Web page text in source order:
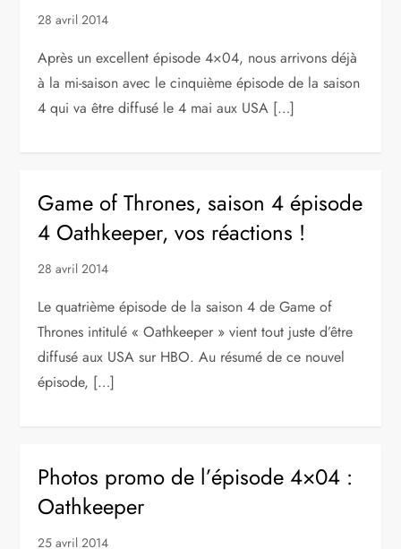
28 avril 2014
Après un excellent épisode 4×04, nous arrivons déjà
à la mi-saison avec le cinquième épisode de la saison
4 qui va être diffusé le 4 mai aux USA […]
Game of Thrones, saison 4 épisode
4 Oathkeeper, vos réactions !
28 avril 2014
Le quatrième épisode de la saison 4 de Game of
Thrones intitulé « Oathkeeper » vient tout juste d’être
diffusé aux USA sur HBO. Au résumé de ce nouvel
épisode, […]
Photos promo de l’épisode 4×04 :
Oathkeeper
25 avril 2014